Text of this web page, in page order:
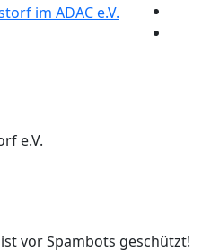
e.V.
vor Spambots geschützt!